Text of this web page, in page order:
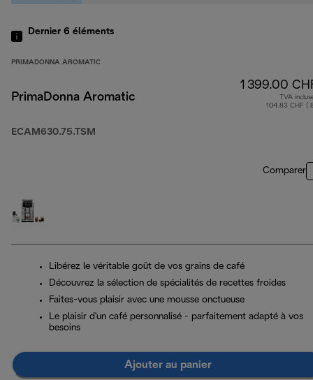
Dernier 6 éléments
PRIMADONNA AROMATIC
PrimaDonna Aromatic
ECAM630.75.TSM
1 399.00
TVA
104.83 CHF (
Comparer
Libérez le véritable goût de vos grains de café
Découvrez la sélection de spécialités de recettes froides
Faites-vous plaisir avec une mousse onctueuse
Le plaisir d'un café personnalisé - parfaitement adapté à vos
besoins
Ajouter au panier